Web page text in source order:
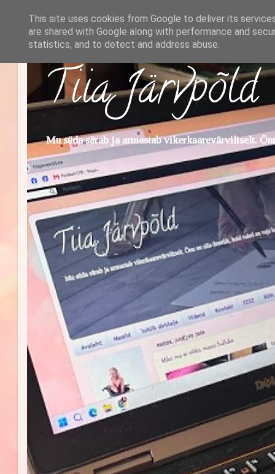
Tiia Järvpõld
Mu süda särab ja armastab vikerkaarevärviliselt.
This site uses cookies from Google to deliver its
are shared with Google along with performance and
statistics, and to detect and address abuse.